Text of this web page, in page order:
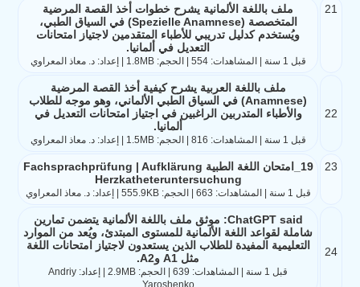
21
ملف باللغة الألمانية يشرح خطوات أخذ القصة المرضية
المتخصصة (Spezielle Anamnese) في السياق الطبي،
ويُستخدم كدليل تدريبي للأطباء المتقدمين لاجتياز امتحانات
التعديل في ألمانيا.
قبل 1 سنة | المشاهدات: 554 | الحجم: 1.8MB | إعداد: د. معاذ المعراوي
22
ملف باللغة العربية يشرح كيفية أخذ القصة المرضية
(Anamnese) في السياق الطبي الألماني، وهو موجه للطلاب
والأطباء المتدربين الراغبين في اجتياز امتحانات التعديل في
ألمانيا.
قبل 1 سنة | المشاهدات: 816 | الحجم: 1.5MB | إعداد: د. معاذ المعراوي
23
19_امتحان اللغة الطبية Fachsprachprüfung | Aufklärung
Herzkatheteruntersuchung
قبل 1 سنة | المشاهدات: 663 | الحجم: 555.9KB | إعداد: د. معاذ المعراوي
24
ChatGPT said: موثق ملف باللغة الألمانية يتضمن تمارين
شاملة لقواعد اللغة الألمانية للمستوى المبتدئ، ويُعد من الموارد
التعليمية المفيدة للطلاب الذين يستعدون لاجتياز امتحانات اللغة
مثل A1 وA2.
قبل 1 سنة | المشاهدات: 639 | الحجم: 2.9MB | إعداد: Andriy
Yaroshenko